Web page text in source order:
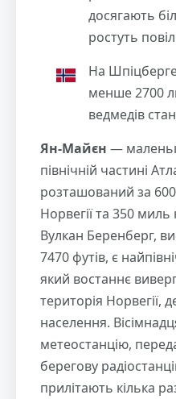
досягають
ростуть
На
менше 2700
ведмедів
Ян-Майєн —
північній частині
розташований за 600
Норвегії та 350 миль
Вулкан Беренберг,
7470 футів, є
який востаннє
територія Норвегії,
населення.
метеостанцію,
берегову
прилітають кілька